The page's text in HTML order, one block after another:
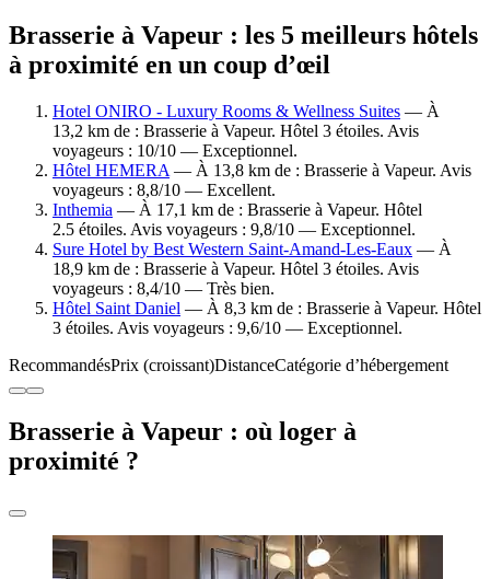
Brasserie à Vapeur : les 5 meilleurs hôtels
à proximité en un coup d’œil
Hotel ONIRO - Luxury Rooms & Wellness Suites — À
13,2 km de : Brasserie à Vapeur. Hôtel 3 étoiles. Avis
voyageurs : 10/10 — Exceptionnel.
Hôtel HEMERA — À 13,8 km de : Brasserie à Vapeur. Avis
voyageurs : 8,8/10 — Excellent.
Inthemia — À 17,1 km de : Brasserie à Vapeur. Hôtel
2.5 étoiles. Avis voyageurs : 9,8/10 — Exceptionnel.
Sure Hotel by Best Western Saint-Amand-Les-Eaux — À
18,9 km de : Brasserie à Vapeur. Hôtel 3 étoiles. Avis
voyageurs : 8,4/10 — Très bien.
Hôtel Saint Daniel — À 8,3 km de : Brasserie à Vapeur. Hôtel
3 étoiles. Avis voyageurs : 9,6/10 — Exceptionnel.
RecommandésPrix (croissant)DistanceCatégorie d’hébergement
Brasserie à Vapeur : où loger à
proximité ?